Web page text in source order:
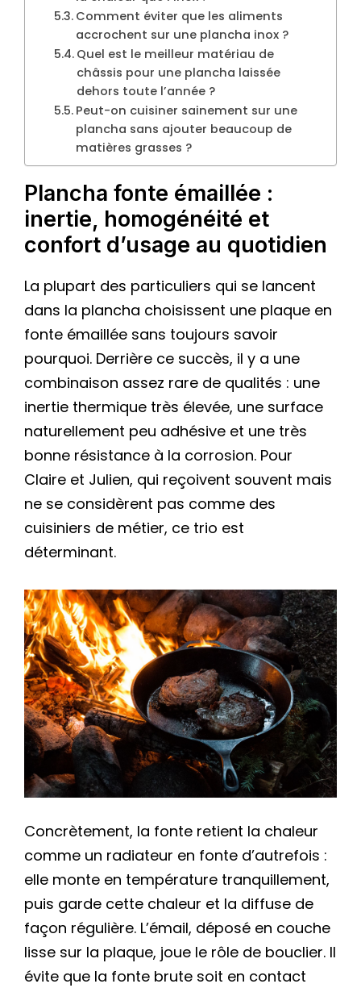
Comment éviter que les aliments
accrochent sur une plancha inox ?
Quel est le meilleur matériau de
châssis pour une plancha laissée
dehors toute l’année ?
Peut-on cuisiner sainement sur une
plancha sans ajouter beaucoup de
matières grasses ?
Plancha fonte émaillée :
inertie, homogénéité et
confort d’usage au quotidien
La plupart des particuliers qui se lancent
dans la plancha choisissent une plaque en
fonte émaillée sans toujours savoir
pourquoi. Derrière ce succès, il y a une
combinaison assez rare de qualités : une
inertie thermique très élevée, une surface
naturellement peu adhésive et une très
bonne résistance à la corrosion. Pour
Claire et Julien, qui reçoivent souvent mais
ne se considèrent pas comme des
cuisiniers de métier, ce trio est
déterminant.
Concrètement, la fonte retient la chaleur
comme un radiateur en fonte d’autrefois :
elle monte en température tranquillement,
puis garde cette chaleur et la diffuse de
façon régulière. L’émail, déposé en couche
lisse sur la plaque, joue le rôle de bouclier. Il
évite que la fonte brute soit en contact